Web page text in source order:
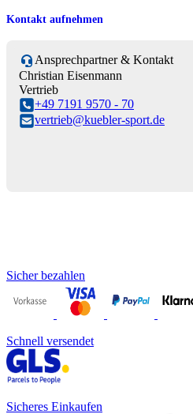
Kontakt aufnehmen
Ansprechpartner & Kontakt
Christian Eisenmann
Vertrieb
+49 7191 9570 - 70
vertrieb@kuebler-sport.de
Sicher bezahlen
Schnell versendet
Sicheres Einkaufen